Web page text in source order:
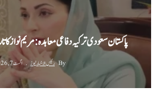
پاکستان سعودی ترکیہ دفاعی معاہدہ: مریم نواز
By رئیس الاخبار نیوز اگست 7, 2026